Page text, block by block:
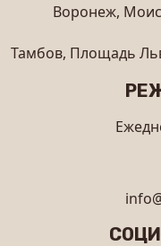
Воронеж,
Тамбов, Площадь